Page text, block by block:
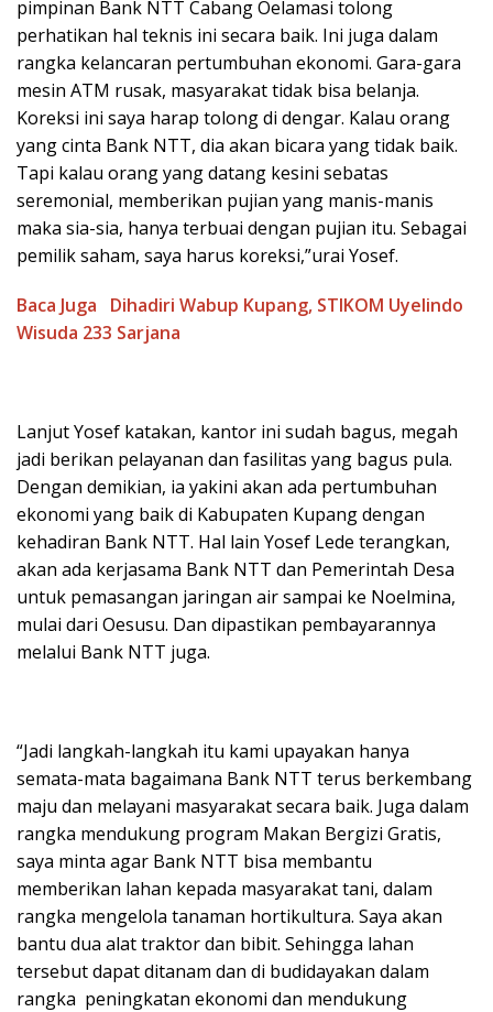
pimpinan Bank NTT Cabang Oelamasi tolong
perhatikan hal teknis ini secara baik. Ini juga dalam
rangka kelancaran pertumbuhan ekonomi. Gara-gara
mesin ATM rusak, masyarakat tidak bisa belanja.
Koreksi ini saya harap tolong di dengar. Kalau orang
yang cinta Bank NTT, dia akan bicara yang tidak baik.
Tapi kalau orang yang datang kesini sebatas
seremonial, memberikan pujian yang manis-manis
maka sia-sia, hanya terbuai dengan pujian itu. Sebagai
pemilik saham, saya harus koreksi,”urai Yosef.
Baca Juga
Dihadiri Wabup Kupang, STIKOM Uyelindo
Wisuda 233 Sarjana
Lanjut Yosef katakan, kantor ini sudah bagus, megah
jadi berikan pelayanan dan fasilitas yang bagus pula.
Dengan demikian, ia yakini akan ada pertumbuhan
ekonomi yang baik di Kabupaten Kupang dengan
kehadiran Bank NTT. Hal lain Yosef Lede terangkan,
akan ada kerjasama Bank NTT dan Pemerintah Desa
untuk pemasangan jaringan air sampai ke Noelmina,
mulai dari Oesusu. Dan dipastikan pembayarannya
melalui Bank NTT juga.
“Jadi langkah-langkah itu kami upayakan hanya
semata-mata bagaimana Bank NTT terus berkembang
maju dan melayani masyarakat secara baik. Juga dalam
rangka mendukung program Makan Bergizi Gratis,
saya minta agar Bank NTT bisa membantu
memberikan lahan kepada masyarakat tani, dalam
rangka mengelola tanaman hortikultura. Saya akan
bantu dua alat traktor dan bibit. Sehingga lahan
tersebut dapat ditanam dan di budidayakan dalam
rangka peningkatan ekonomi dan mendukung